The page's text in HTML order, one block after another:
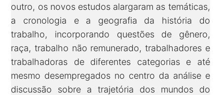
outro, os novos estudos alargaram as temáticas,
a cronologia e a geografia da história do
trabalho, incorporando questões de gênero,
raça, trabalho não remunerado, trabalhadores e
trabalhadoras de diferentes categorias e até
mesmo desempregados no centro da análise e
discussão sobre a trajetória dos mundos do